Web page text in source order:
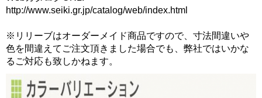
http://www.seiki.gr.jp/catalog/web/index.html
※リリーブはオーダーメイド商品ですので、寸法間違いや
色を間違えてご注文頂きました場合でも、弊社ではいかな
るご対応も致しかねます。